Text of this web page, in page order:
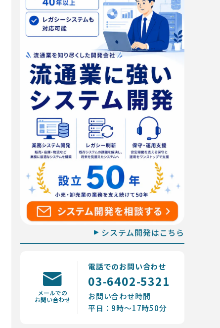
システム開発はこちら
メールでの
お問い合わせ
電話でのお問い合わせ
03-6402-5321
お問い合わせ時間
平日：9時～17時50分